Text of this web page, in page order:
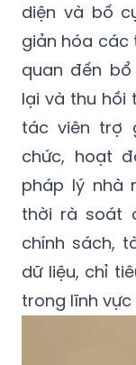
diện và bố
giản hóa các
quan đến bổ
lại và thu hồi
tác viên trợ
chức, hoạt
pháp lý nhà
thời rà soát
chính sách,
dữ liệu, chỉ
trong lĩnh